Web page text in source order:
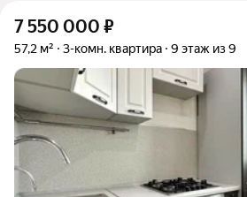
7 550 000 ₽
57,2 м² 3-комн. квартира 9 этаж из 9